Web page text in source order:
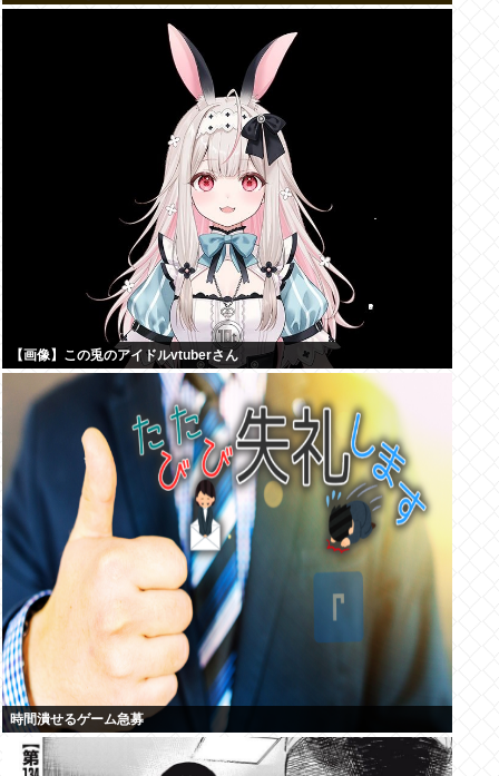
【画像】この兎のアイドルvtuberさん
時間潰せるゲーム急募